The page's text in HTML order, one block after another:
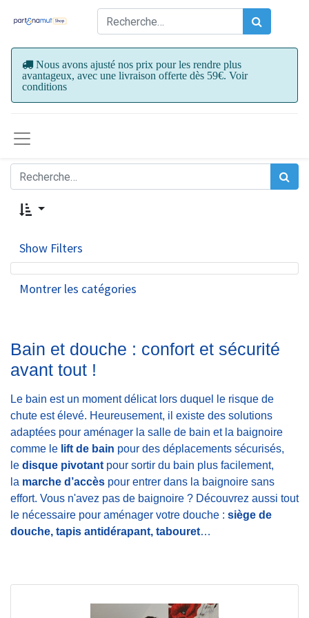
Nous avons ajusté nos prix pour les rendre plus
avantageux, avec une livraison offerte dès 59€. Voir
conditions
Show Filters
Montrer les catégories
Bain et douche : confort et sécurité
avant tout !
Le bain est un moment délicat lors duquel le risque de
chute est élevé. Heureusement, il existe des solutions
adaptées pour aménager la salle de bain et la baignoire
comme le lift de bain pour des déplacements sécurisés,
le disque pivotant pour sortir du bain plus facilement,
la marche d’accès pour entrer dans la baignoire sans
effort. Vous n'avez pas de baignoire ? Découvrez aussi tout
le nécessaire pour aménager votre douche : siège de
douche, tapis antidérapant, tabouret…